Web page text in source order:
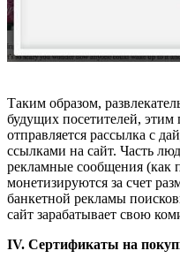
Таким образом,
будущих посетителей, этим
отправляется рассылка с
ссылками на сайт. Часть
рекламные сообщения (как
монетизируются за счет
банкетной рекламы
сайт зарабатывает свою
IV. Сертификаты на